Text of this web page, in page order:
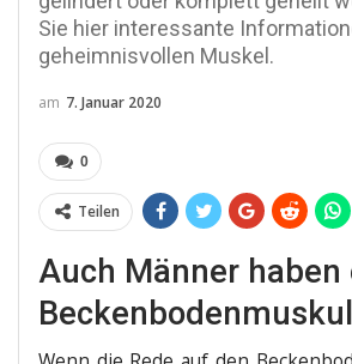
Sie hier interessante
geheimnisvollen Muskel.
am 7. Januar 2020
0
Teilen
Auch Männer haben